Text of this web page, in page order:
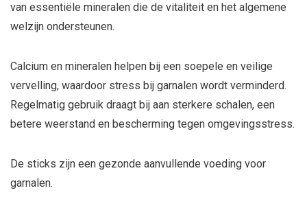
van essentiële mineralen die de vitaliteit en het algemene
welzijn ondersteunen.
Calcium en mineralen helpen bij een soepele en veilige
vervelling, waardoor stress bij garnalen wordt verminderd.
Regelmatig gebruik draagt bij aan sterkere schalen, een
betere weerstand en bescherming tegen omgevingsstress.
De sticks zijn een gezonde aanvullende voeding voor
garnalen.